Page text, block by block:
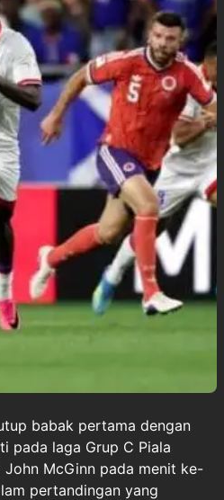
babak pertama dengan
pada laga Grup C Piala
McGinn pada menit ke-
pertandingan yang